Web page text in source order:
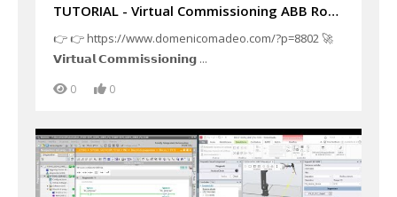
TUTORIAL - Virtual Commissioning ABB RobotStudio comandato da PLC S7 1200 e HMI reale connessi OPCUA
👉 👉 https://www.domenicomadeo.com/?p=8802 🚀
𝗩𝗶𝗿𝘁𝘂𝗮𝗹 𝗖𝗼𝗺𝗺𝗶𝘀𝘀𝗶𝗼𝗻𝗶𝗻𝗴 ...
0 0